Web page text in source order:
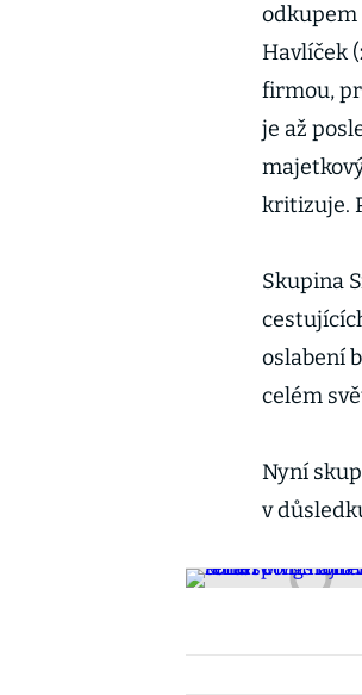
odkupem
Havlíček
firmou,
je až
kritizuje.
Skupina
oslabení
celém
Nyní
v